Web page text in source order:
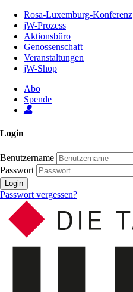
Inhalt
Seite
Rosa-Luxemburg-Konferenz
jW-Prozess
Aktionsbüro
Genossenschaft
Veranstaltungen
jW-Shop
Abo
Spende
Login
Benutzername
Passwort
Login
Passwort vergessen?